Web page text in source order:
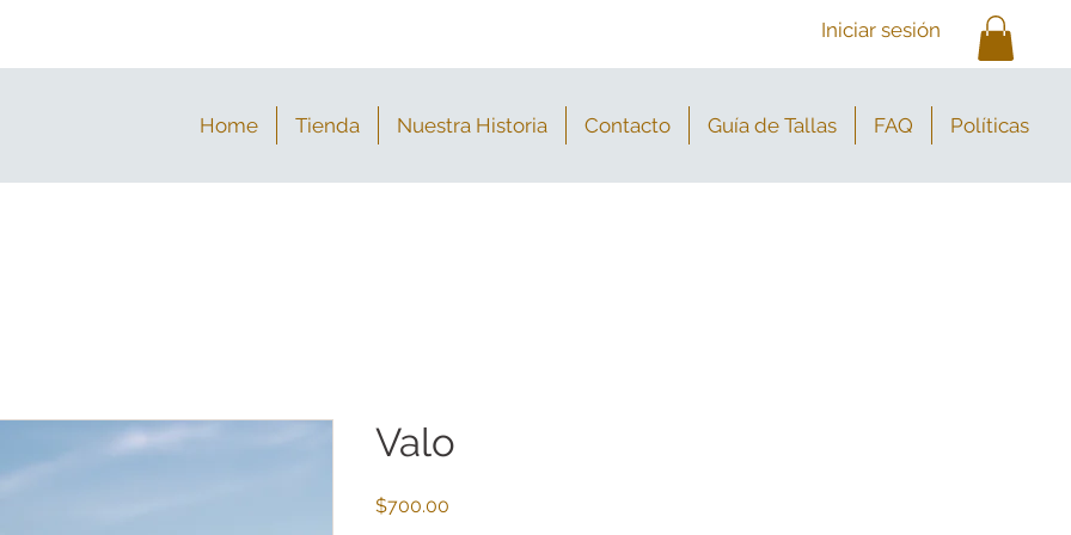
Iniciar sesión
Home Tienda Nuestra Historia Contacto Guía de Tallas FAQ Políticas
Valo
$700.00